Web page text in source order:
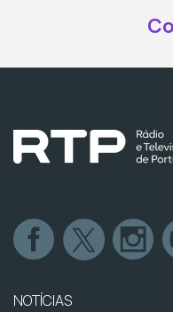
NOTÍCIAS